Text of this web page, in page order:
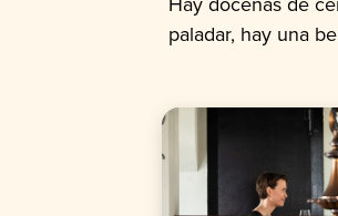
paladar, hay una